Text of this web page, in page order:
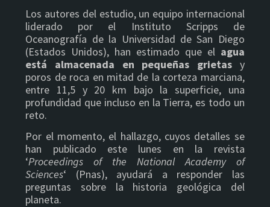
Los autores del estudio, un equipo internacional
liderado por el Instituto Scripps de
Oceanografía de la Universidad de San Diego
(Estados Unidos), han estimado que el agua
está almacenada en pequeñas grietasy
poros de roca en mitad de la corteza marciana,
entre 11,5 y 20 km bajo la superficie, una
profundidad que incluso en la Tierra, es todo un
reto.
Por el momento, el hallazgo, cuyos detalles se
han publicado este lunes en la revista
‘Proceedings of the National Academy of
Sciences‘ (Pnas), ayudará a responder las
preguntas sobre la historia geológica del
planeta.